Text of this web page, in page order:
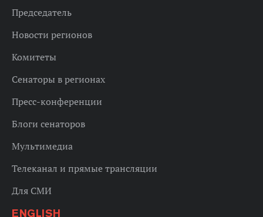
Председатель
Новости регионов
Комитеты
Сенаторы в регионах
Пресс-конференции
Блоги сенаторов
Мультимедиа
Телеканал и прямые трансляции
Для СМИ
ENGLISH